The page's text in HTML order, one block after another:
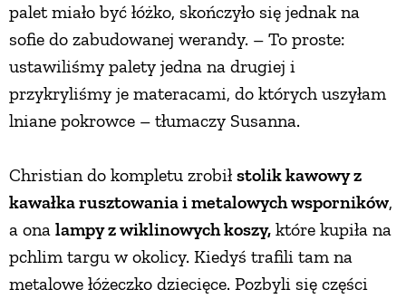
palet miało być łóżko, skończyło się jednak na
sofie do zabudowanej werandy. – To proste:
ustawiliśmy palety jedna na drugiej i
przykryliśmy je materacami, do których uszyłam
lniane pokrowce – tłumaczy Susanna.
Christian do kompletu zrobił stolik kawowy z
kawałka rusztowania i metalowych wsporników,
a ona lampy z wiklinowych koszy, które kupiła na
pchlim targu w okolicy. Kiedyś trafili tam na
metalowe łóżeczko dziecięce. Pozbyli się części